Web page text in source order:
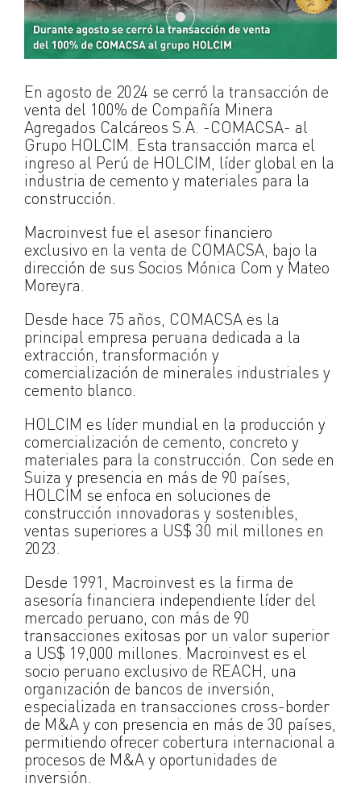
En agosto de 2024 se cerró la transacción de
venta del 100% de Compañía Minera
Agregados Calcáreos S.A. -COMACSA- al
Grupo HOLCIM. Esta transacción marca el
ingreso al Perú de HOLCIM, líder global en la
industria de cemento y materiales para la
construcción.
Macroinvest fue el asesor financiero
exclusivo en la venta de COMACSA, bajo la
dirección de sus Socios Mónica Com y Mateo
Moreyra.
Desde hace 75 años, COMACSA es la
principal empresa peruana dedicada a la
extracción, transformación y
comercialización de minerales industriales y
cemento blanco.
HOLCIM es líder mundial en la producción y
comercialización de cemento, concreto y
materiales para la construcción. Con sede en
Suiza y presencia en más de 90 países,
HOLCIM se enfoca en soluciones de
construcción innovadoras y sostenibles,
ventas superiores a US$ 30 mil millones en
2023.
Desde 1991, Macroinvest es la firma de
asesoría financiera independiente líder del
mercado peruano, con más de 90
transacciones exitosas por un valor superior
a US$ 19,000 millones. Macroinvest es el
socio peruano exclusivo de REACH, una
organización de bancos de inversión,
especializada en transacciones cross-border
de M&A y con presencia en más de 30 países,
permitiendo ofrecer cobertura internacional a
procesos de M&A y oportunidades de
inversión.